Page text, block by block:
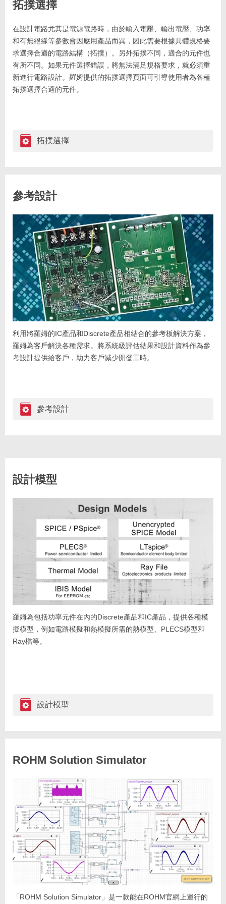
拓撲選擇
在設計電路尤其是電源電路時，由於輸入電壓、輸出電壓、功率
和有無絕緣等參數會因應用產品而異，因此需要根據具體規格要
求選擇合適的電路結構（拓撲）。另外拓撲不同，適合的元件也
有所不同。如果元件選擇錯誤，將無法滿足規格要求，就必須重
新進行電路設計。羅姆提供的拓撲選擇頁面可引導使用者為各種
拓撲選擇合適的元件。
拓撲選擇
參考設計
利用將羅姆的IC產品和Discrete產品相結合的參考板解決方案，
羅姆為客戶解決各種需求。將系統級評估結果和設計資料作為參
考設計提供給客戶，助力客戶減少開發工時。
參考設計
設計模型
羅姆為包括功率元件在內的Discrete產品和IC產品，提供各種模
擬模型，例如電路模擬和熱模擬所需的熱模型、PLECS模型和
Ray檔等。
設計模型
ROHM Solution Simulator
「ROHM Solution Simulator」是一款能在ROHM官網上運行的